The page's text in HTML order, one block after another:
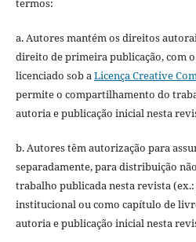
termos:
a. Autores mantém os direitos
direito de primeira publicação, com
licenciado sob aLicença Creative
permite o compartilhamento do
autoria e publicação inicial nesta
b. Autores têm autorização para
separadamente, para distribuição
trabalho publicada nesta revista
institucional ou como capítulo de
autoria e publicação inicial nesta